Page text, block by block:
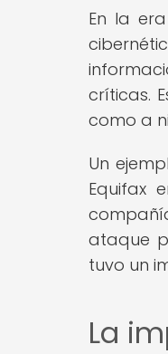
En la
críticas.
como a
Un
Equifax
ataque
tuvo un
La